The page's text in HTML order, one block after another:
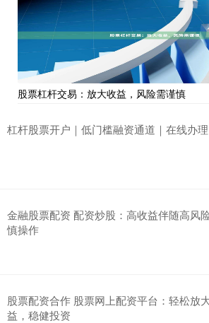
股票杠杆交易：放大收益，风险需谨慎
杠杆股票开户｜低门槛融资通道｜在线办理
金融股票配资 配资炒股：高收益伴随高风
慎操作
股票配资合作 股票网上配资平台：轻松放
益，稳健投资